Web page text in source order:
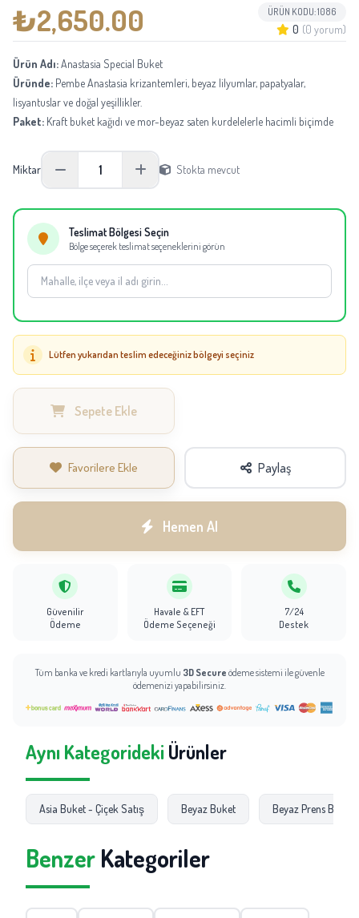
₺2,650.00 ÜRÜN KODU: 1086
0 (0 yorum)
Ürün Adı:Anastasia Special Buket
Üründe: Pembe Anastasia krizantemleri, beyaz lilyumlar, papatyalar,
lisyantuslar ve doğal yeşillikler.
Paket: Kraft buket kağıdı ve mor-beyaz saten kurdelelerle hacimli biçimde
Yaklaşık 50-65 cm; lilyum ve Anastasia çiçeklerinin formuna göre
eşdeğer çiçekler kullanılabilir.
Miktar 1 Stokta mevcut
Teslimat Bölgesi Seçin
Bölge seçerek teslimat seçeneklerini görün
Lütfen yukarıdan teslim edeceğiniz bölgeyi seçiniz
Sepete Ekle
Favorilere Ekle Paylaş
Hemen Al
Güvenilir
Ödeme
Havale & EFT
Ödeme Seçeneği
7/24
Destek
Tüm banka ve kredi kartlarıyla uyumlu 3D Secure ödeme sistemi ile güvenle
ödemenizi yapabilirsiniz.
Aynı Kategorideki Ürünler
Asia Buket - Çiçek Satış Beyaz Buket Beyaz Prens Buketi
Benzer Kategoriler